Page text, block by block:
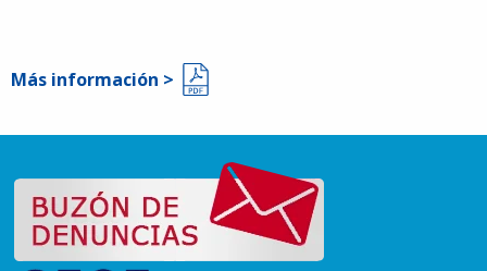
Más información >